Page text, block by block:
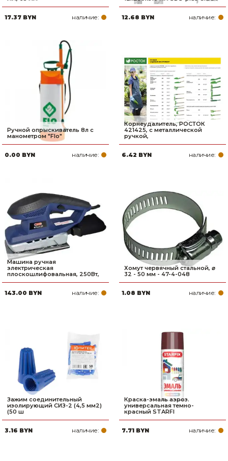
17.37 BYN наличие: 12.68 BYN наличие:
Ручной опрыскиватель 8л с
манометром "Flo"
0.00 BYN наличие:
Корнеудалитель, РОСТОК
421425, с металлической
ручкой,
6.42 BYN наличие:
Машина ручная
электрическая
плоскошлифовальная, 250Вт,
143.00 BYN наличие:
Хомут червячный стальной, ⌀
32 - 50 мм - 47-4-048
1.08 BYN наличие:
Зажим соединительный
изолирующий СИЗ-2 (4,5 мм2)
(50 ш
3.16 BYN наличие:
Краска-эмаль аэроз.
универсальная темно-
красный STARFI
7.71 BYN наличие: